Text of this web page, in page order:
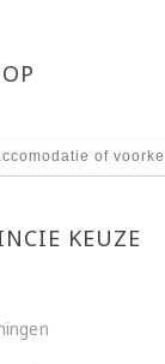
KEUZE